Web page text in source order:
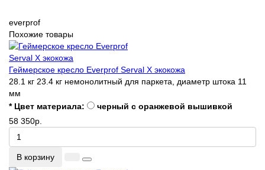
everprof
Похожие товары
Геймерское кресло Everprof Serval X экокожа
28.1 кг 23.4 кг немонолитный для паркета, диаметр штока 11
мм
* Цвет материала:
черный с оранжевой вышивкой
58 350р.
В корзину